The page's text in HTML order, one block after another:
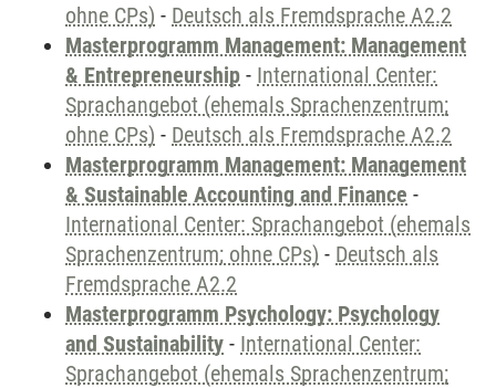
ohne CPs) - Deutsch als Fremdsprache A2.2
Masterprogramm Management: Management
& Entrepreneurship - International Center:
Sprachangebot (ehemals Sprachenzentrum;
ohne CPs) - Deutsch als Fremdsprache A2.2
Masterprogramm Management: Management
& Sustainable Accounting and Finance -
International Center: Sprachangebot (ehemals
Sprachenzentrum; ohne CPs) - Deutsch als
Fremdsprache A2.2
Masterprogramm Psychology: Psychology
and Sustainability - International Center:
Sprachangebot (ehemals Sprachenzentrum;